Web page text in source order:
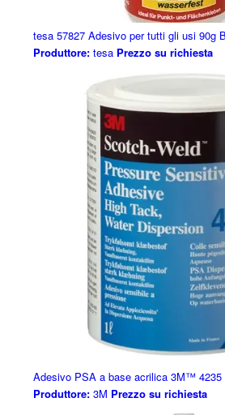
tesa 57827 Adesivo per tutti gli usi 90g
Produttore:tesa Prezzo su richiesta
Adesivo PSA a base acrilica 3M™ 4235
Produttore:3M Prezzo su richiesta